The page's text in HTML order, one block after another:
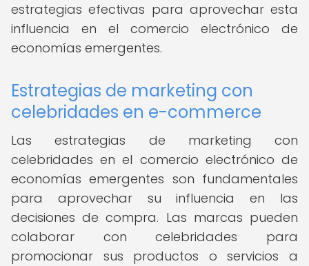
estrategias efectivas para aprovechar esta
influencia en el comercio electrónico de
economías emergentes.
Estrategias de marketing con
celebridades en e-commerce
Las estrategias de marketing con
celebridades en el comercio electrónico de
economías emergentes son fundamentales
para aprovechar su influencia en las
decisiones de compra. Las marcas pueden
colaborar con celebridades para
promocionar sus productos o servicios a